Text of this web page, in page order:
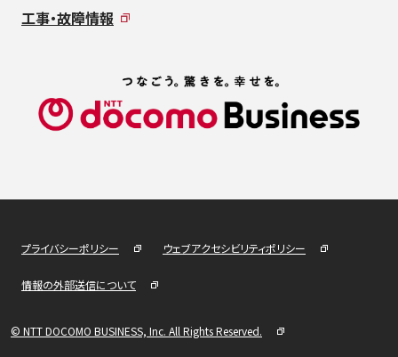
工事・故障情報
プライバシーポリシー ウェブアクセシビリティポリシー
情報の外部送信について
© NTT DOCOMO BUSINESS, Inc. All Rights Reserved.